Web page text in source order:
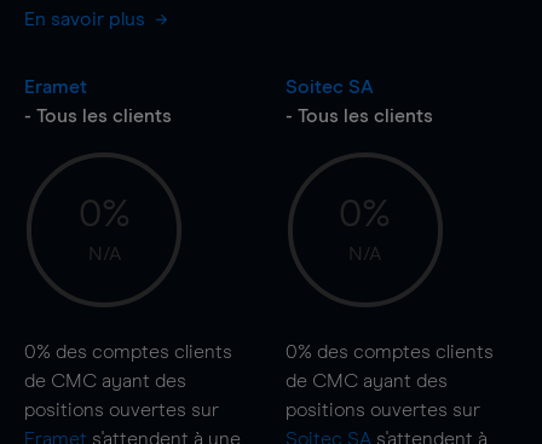
En savoir plus
Eramet
- Tous les clients
0%
N/A
0% des comptes clients
de CMC ayant des
positions ouvertes sur
Eramet s'attendent à une
Soitec SA
- Tous les clients
0%
N/A
0% des comptes clients
de CMC ayant des
positions ouvertes sur
Soitec SA s'attendent à